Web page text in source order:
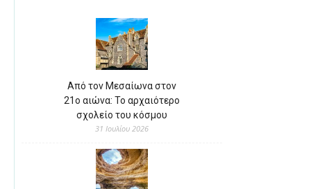
Από τον Μεσαίωνα στον
21ο αιώνα: Το αρχαιότερο
σχολείο του κόσμου
31 Ιουλίου 2026